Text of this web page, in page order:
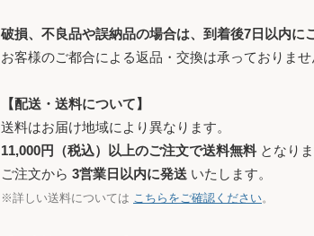
破損、不良品や誤納品の場合は、到着後7日以内に
お客様のご都合による返品・交換は承っておりませ
【配送・送料について】
送料はお届け地域により異なります。
11,000円（税込）以上のご注文で送料無料 となりま
ご注文から 3営業日以内に発送 いたします。
※詳しい送料については こちらをご確認ください。